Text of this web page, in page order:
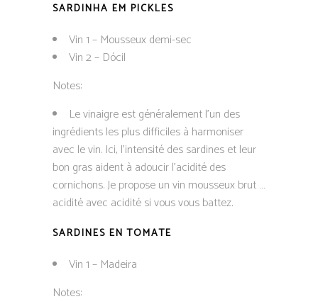
SARDINHA EM PICKLES
Vin 1 – Mousseux demi-sec
Vin 2 – Dócil
Notes:
Le vinaigre est généralement l’un des
ingrédients les plus difficiles à harmoniser
avec le vin. Ici, l’intensité des sardines et leur
bon gras aident à adoucir l’acidité des
cornichons. Je propose un vin mousseux brut …
acidité avec acidité si vous vous battez.
SARDINES EN TOMATE
Vin 1 – Madeira
Notes: